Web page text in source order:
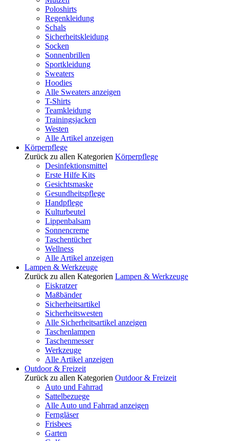
Poloshirts
Regenkleidung
Schals
Sicherheitskleidung
Socken
Sonnenbrillen
Sportkleidung
Sweaters
Hoodies
Alle Sweaters anzeigen
T-Shirts
Teamkleidung
Trainingsjacken
Westen
Alle Artikel anzeigen
Körperpflege
Zurück zu allen Kategorien Körperpflege
Desinfektionsmittel
Erste Hilfe Kits
Gesichtsmaske
Gesundheitspflege
Handpflege
Kulturbeutel
Lippenbalsam
Sonnencreme
Taschentücher
Wellness
Alle Artikel anzeigen
Lampen & Werkzeuge
Zurück zu allen Kategorien Lampen & Werkzeuge
Eiskratzer
Maßbänder
Sicherheitsartikel
Sicherheitswesten
Alle Sicherheitsartikel anzeigen
Taschenlampen
Taschenmesser
Werkzeuge
Alle Artikel anzeigen
Outdoor & Freizeit
Zurück zu allen Kategorien Outdoor & Freizeit
Auto und Fahrrad
Sattelbezuege
Alle Auto und Fahrrad anzeigen
Ferngläser
Frisbees
Garten